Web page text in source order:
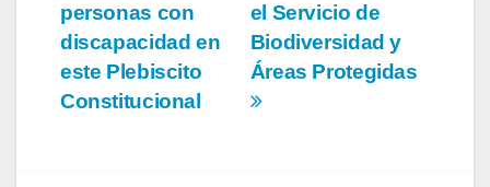
el Servicio de
Biodiversidad y
Áreas Protegidas
personas con
discapacidad en
este Plebiscito
Constitucional